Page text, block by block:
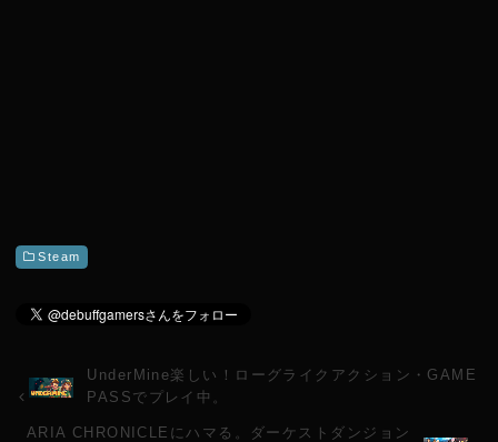
Steam
UnderMine楽しい！ローグライクアクション・GAME
PASSでプレイ中。
ARIA CHRONICLEにハマる。ダーケストダンジョン